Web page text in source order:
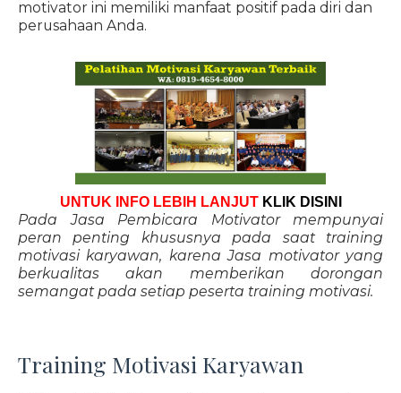
motivator ini memiliki manfaat positif pada diri dan
perusahaan Anda.
UNTUK INFO LEBIH LANJUT KLIK DISINI
Pada Jasa Pembicara Motivator mempunyai
peran penting khususnya pada saat training
motivasi karyawan, karena Jasa motivator yang
berkualitas akan memberikan dorongan
semangat pada setiap peserta training motivasi.
Training Motivasi Karyawan